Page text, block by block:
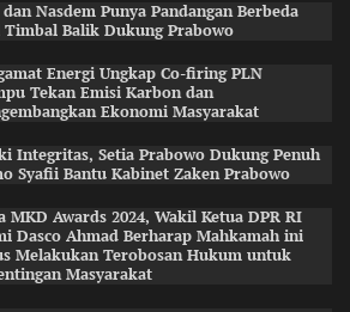
dan Nasdem Punya Pandangan Berbeda
Timbal Balik Dukung Prabowo
Energi Ungkap Co-firing PLN
Tekan Emisi Karbon dan
Ekonomi Masyarakat
Integritas, Setia Prabowo Dukung Penuh
Syafii Bantu Kabinet Zaken Prabowo
MKD Awards 2024, Wakil Ketua DPR RI
Dasco Ahmad Berharap Mahkamah ini
Melakukan Terobosan Hukum untuk
Masyarakat